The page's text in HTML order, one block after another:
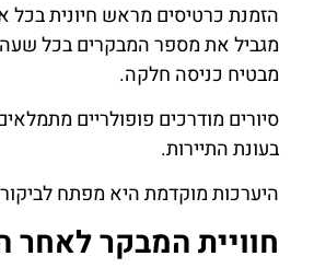
הזמנת כרטיסים מראש חיונית בכל
מגביל את מספר המבקרים בכל
מבטיח כניסה חלקה.
סיורים מודרכים פופולריים
בעונת התיירות.
היערכות מוקדמת היא מפתח
חוויית המבקר לאחר